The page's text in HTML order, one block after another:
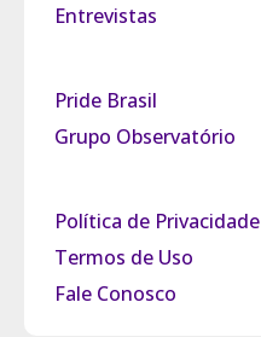
Entrevistas
Pride Brasil
Grupo Observatório
Política de Privacidade
Termos de Uso
Fale Conosco